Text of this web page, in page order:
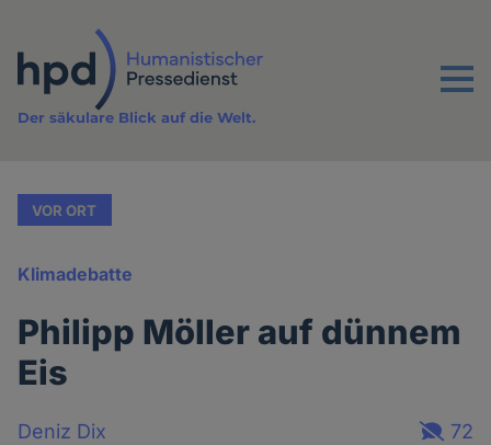
Inhalt
Menu
Der säkulare Blick auf die Welt.
VOR ORT
Klimadebatte
Philipp Möller auf dünnem
Eis
Deniz Dix
72